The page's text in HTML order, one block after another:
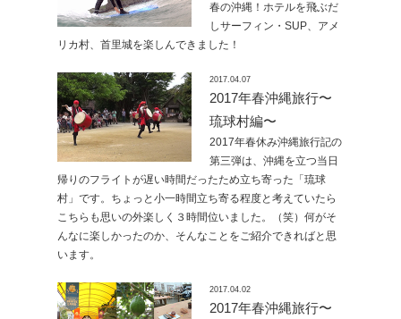
春の沖縄！ホテルを飛ぶだ
しサーフィン・SUP、アメ
リカ村、首里城を楽しんできました！
2017.04.07
2017年春沖縄旅行〜
琉球村編〜
2017年春休み沖縄旅行記の
第三弾は、沖縄を立つ当日
帰りのフライトが遅い時間だったため立ち寄った「琉球
村」です。ちょっと小一時間立ち寄る程度と考えていたら
こちらも思いの外楽しく３時間位いました。（笑）何がそ
んなに楽しかったのか、そんなことをご紹介できればと思
います。
2017.04.02
2017年春沖縄旅行〜